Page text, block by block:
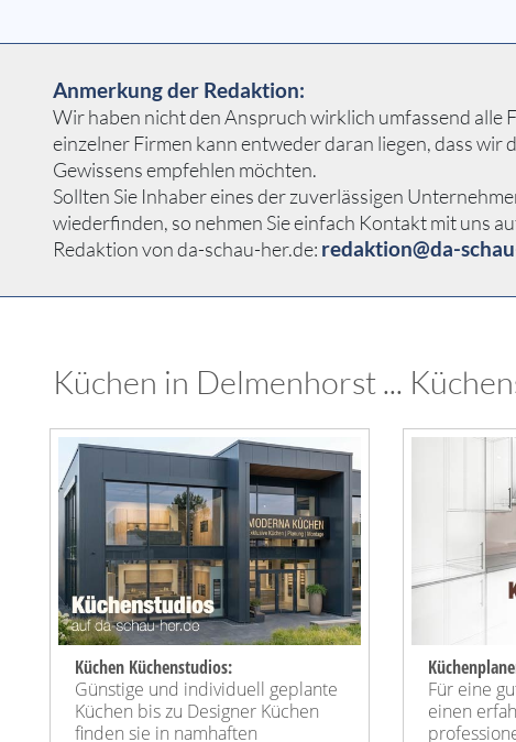
Anmerkung der Redaktion:
Wir haben nicht den Anspruch wirklich umfassend alle
einzelner Firmen kann entweder daran liegen, dass
Gewissens empfehlen möchten.
Sollten Sie Inhaber eines der zuverlässigen
wiederfinden, so nehmen Sie einfach Kontakt mit uns
Redaktion von da-schau-her.de: redaktion@da-
Küchen in Delmenhorst ...
Küchen Küchenstudios:
Günstige und individuell geplante
Küchen bis zu Designer Küchen
finden sie in namhaften
Für eine
einen